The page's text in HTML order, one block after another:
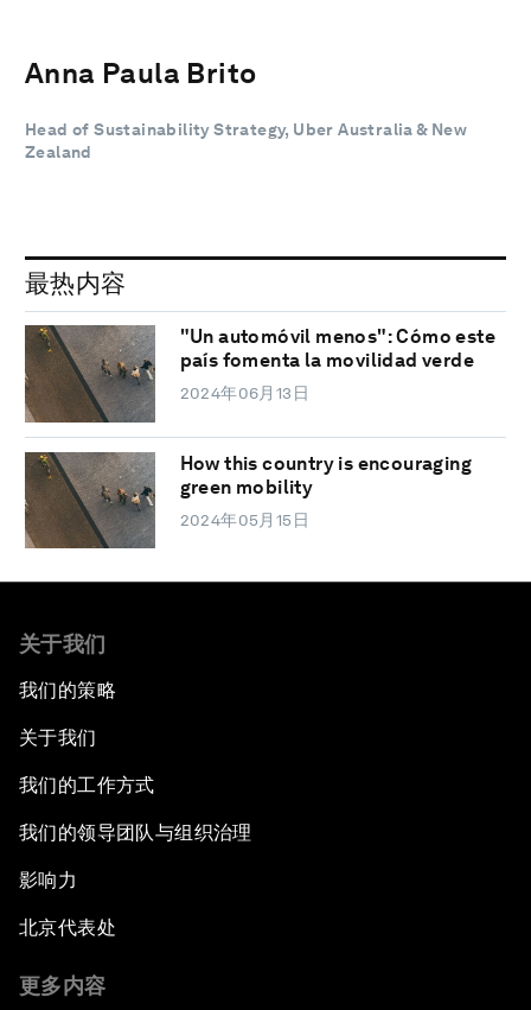
Anna Paula Brito
Head of Sustainability Strategy, Uber Australia & New
Zealand
最热内容
"Un automóvil menos": Cómo este
país fomenta la movilidad verde
2024年06月13日
How this country is encouraging
green mobility
2024年05月15日
关于我们
我们的策略
关于我们
我们的工作方式
我们的领导团队与组织治理
影响力
北京代表处
更多内容